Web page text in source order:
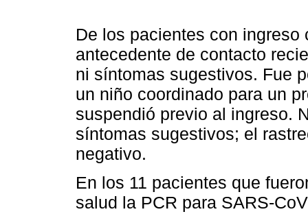
De los pacientes con
antecedente de contacto
ni síntomas sugestivos. Fue
un niño coordinado para un
suspendió previo al ingreso.
síntomas sugestivos; el
negativo.
En los 11 pacientes que
salud la PCR para SARS-